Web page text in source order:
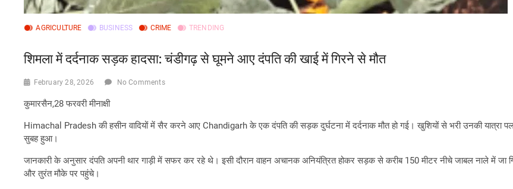
AGRICULTURE BUSINESS CRIME TRENDING
शिमला में दर्दनाक सड़क हादसा: चंडीगढ़ से घूमने आए दंपति की खाई में गिरने से मौत
February 28, 2026 No Comments
कुमारसैन,28 फरवरी मीनाक्षी
Himachal Pradesh की हसीन वादियों में सैर करने आए Chandigarh के एक दंपति की सड़क दुर्घटना में दर्दनाक मौत हो गई। खुशियों से भरी उनकी यात्रा
सुबह हुआ।
जानकारी के अनुसार दंपति अपनी थार गाड़ी में सफर कर रहे थे। इसी दौरान वाहन अचानक अनियंत्रित होकर सड़क से करीब 150 मीटर नीचे जाबल नाले में जा
और तुरंत मौके पर पहुंचे।